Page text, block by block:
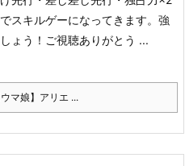
スキルゲーになってきます。強
ょう！ ご視聴ありがとう ...
マ娘】アリエ ...